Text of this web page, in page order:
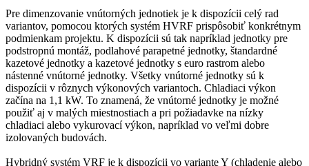
Pre dimenzovanie vnútorných jednotiek je k dispozícii celý rad
variantov, pomocou ktorých systém HVRF prispôsobiť konkrétnym
podmienkam projektu. K dispozícii sú tak napríklad jednotky pre
podstropnú montáž, podlahové parapetné jednotky, štandardné
kazetové jednotky a kazetové jednotky s euro rastrom alebo
nástenné vnútorné jednotky. Všetky vnútorné jednotky sú k
dispozícii v rôznych výkonových variantoch. Chladiaci výkon
začína na 1,1 kW. To znamená, že vnútorné jednotky je možné
použiť aj v malých miestnostiach a pri požiadavke na nízky
chladiaci alebo vykurovací výkon, napríklad vo veľmi dobre
izolovaných budovách.
Hybridný systém VRF je k dispozícii vo variante Y (chladenie alebo